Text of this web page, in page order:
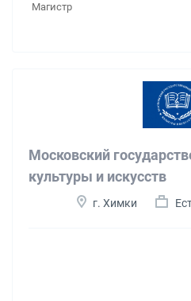
Магистр
Московский
культуры и искусств
г. Химки